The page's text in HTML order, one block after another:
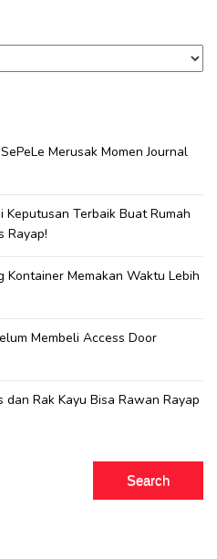
Merusak Momen Journal
Keputusan Terbaik Buat Rumah
Rayap!
Kontainer Memakan Waktu Lebih
Membeli Access Door
Rak Kayu Bisa Rawan Rayap